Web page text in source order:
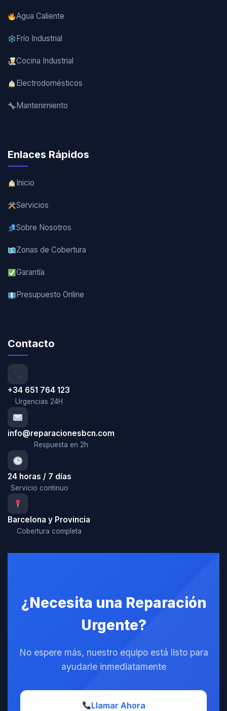
Agua Caliente
Frío Industrial
Cocina Industrial
Electrodomésticos
Mantenimiento
Enlaces Rápidos
Inicio
Servicios
Sobre Nosotros
Zonas de Cobertura
Garantía
Presupuesto Online
Contacto
+34 651 764 123
Urgencias 24H
info@reparacionesbcn.com
Respuesta en 2h
24 horas / 7 días
Servicio continuo
Barcelona y Provincia
Cobertura completa
¿Necesita una Reparación
Urgente?
No espere más, nuestro equipo está listo para
ayudarle inmediatamente
Llamar Ahora